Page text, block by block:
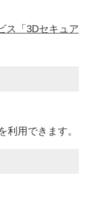
ス「3Dセキュア
利用できます。